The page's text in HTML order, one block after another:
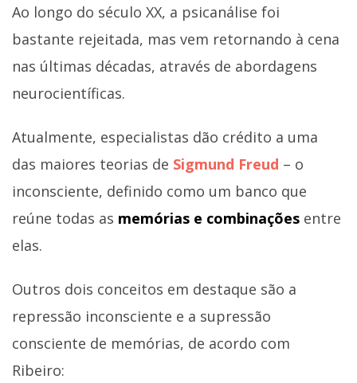
Ao longo do século XX, a psicanálise foi
bastante rejeitada, mas vem retornando à cena
nas últimas décadas, através de abordagens
neurocientíficas.
Atualmente, especialistas dão crédito a uma
das maiores teorias de Sigmund Freud – o
inconsciente, definido como um banco que
reúne todas as memórias e combinações entre
elas.
Outros dois conceitos em destaque são a
repressão inconsciente e a supressão
consciente de memórias, de acordo com
Ribeiro: